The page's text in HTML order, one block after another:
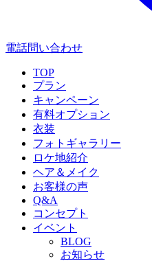
電話問い合わせ
TOP
プラン
キャンペーン
有料オプション
衣装
フォトギャラリー
ロケ地紹介
ヘア＆メイク
お客様の声
Q&A
コンセプト
イベント
BLOG
お知らせ